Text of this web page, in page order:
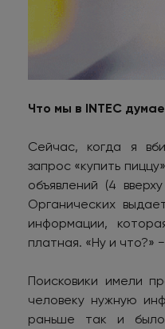
Что мы в INTEC
Сейчас, когда я
запрос «купить
объявлений (4
Органических
информации,
платная. «Ну и что?»
Поисковики имели
человеку нужную
раньше так и